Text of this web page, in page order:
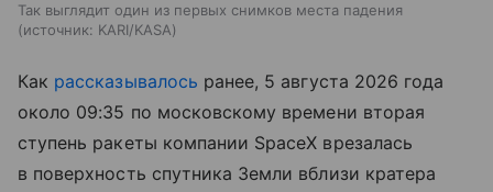
Так выглядит один из первых снимков места падения
источник: KARI/KASA
Как рассказывалось ранее, 5 августа 2026 года
около 09:35 по московскому времени вторая
ступень ракеты компании SpaceX врезалась
в поверхность спутника Земли вблизи кратера